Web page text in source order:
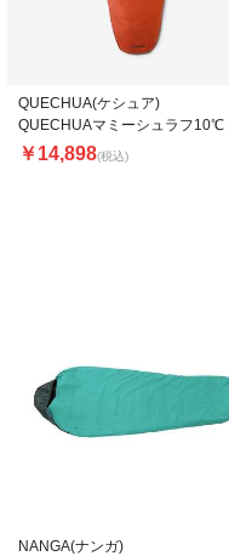
QUECHUA(ケシュア)
QUECHUAマミーシュラフ10℃
￥14,898(税込)
NANGA(ナンガ)